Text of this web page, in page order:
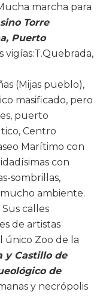
marcha para
Torre
Puerto
vigías:T.Quebrada,
(Mijas pueblo),
masificado, pero
puerto
Centro
Marítimo con
con
sombrillas,
ambiente.
calles
de artistas
único Zoo de la
y Castillo de
de
y necrópolis